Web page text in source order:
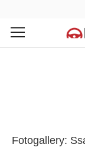
Fotogallery: